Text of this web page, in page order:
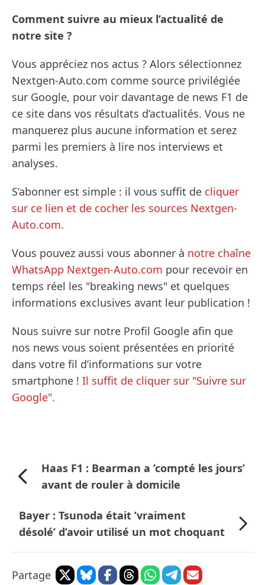
Comment suivre au mieux l’actualité de
notre site ?
Vous appréciez nos actus ? Alors sélectionnez
Nextgen-Auto.com comme source privilégiée
sur Google, pour voir davantage de news F1 de
ce site dans vos résultats d’actualités. Vous ne
manquerez plus aucune information et serez
parmi les premiers à lire nos interviews et
analyses.
S’abonner est simple : il vous suffit de cliquer
sur ce lien et de cocher les sources Nextgen-
Auto.com.
Vous pouvez aussi vous abonner à notre chaîne
WhatsApp Nextgen-Auto.com pour recevoir en
temps réel les "breaking news" et quelques
informations exclusives avant leur publication !
Nous suivre sur notre Profil Google afin que
nos news vous soient présentées en priorité
dans votre fil d’informations sur votre
smartphone ! Il suffit de cliquer sur "Suivre sur
Google".
Haas F1 : Bearman a ’compté les jours’
avant de rouler à domicile
Bayer : Tsunoda était ’vraiment
désolé’ d’avoir utilisé un mot choquant
Partage